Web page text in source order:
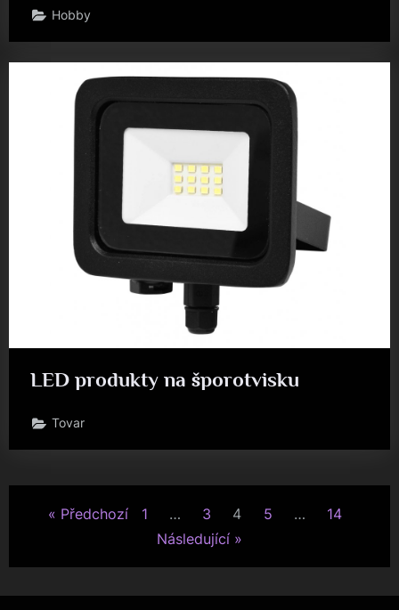
Hobby
LED produkty na šporotvisku
Tovar
Stránkování
příspěvků
Předchozí 1 … 3 4 5 …
14
Následující